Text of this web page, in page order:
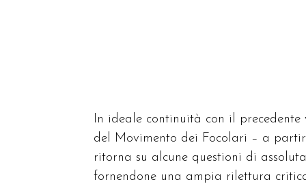
In ideale continuità con il precedente
del Movimento dei Focolari – a
ritorna su alcune questioni di
fornendone una ampia rilettura